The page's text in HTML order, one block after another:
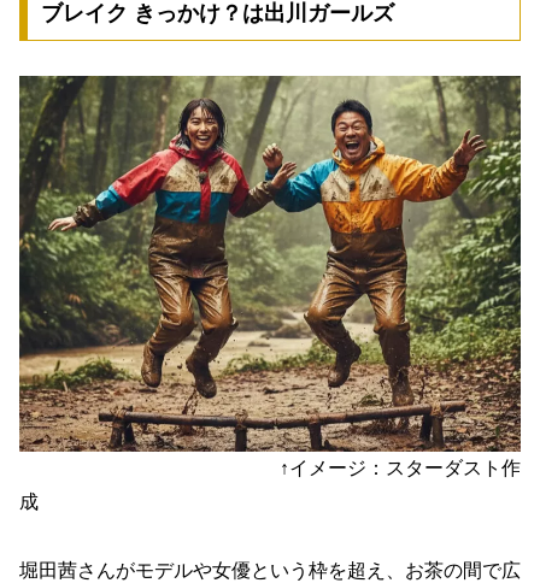
ブレイク きっかけ？は出川ガールズ
↑イメージ：スターダスト作
成
堀田茜さんがモデルや女優という枠を超え、お茶の間で広